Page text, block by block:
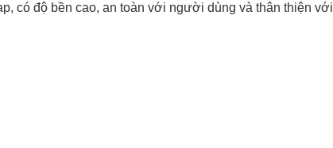
có độ bền cao, an toàn với người dùng và thân thiện với